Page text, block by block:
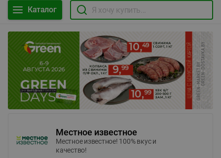
Каталог
Местное известное
Местное известное! 100% вкус и
качество!